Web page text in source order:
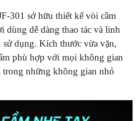
301 sở hữu thiết kế vòi cầm
dùng dễ dàng thao tác và linh
dụng. Kích thước vừa vặn,
phù hợp với mọi không gian
trong những không gian nhỏ